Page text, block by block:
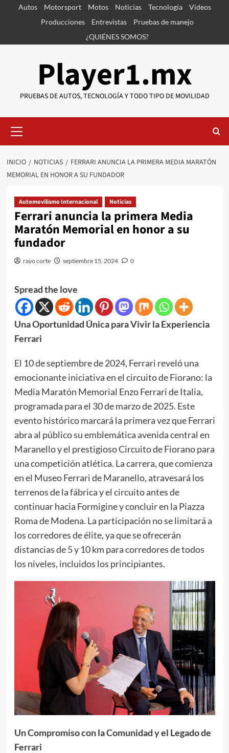
SaltarAutos Motorsport Motos Noticias Tecnología
Videos
Producciones
Entrevistas
Pruebas de manejo
¿QUIÉNES SOMOS?
Player1.mx
PRUEBAS DE AUTOS, TECNOLOGÍA Y TODO TIPO DE MOVILIDAD
primario
INICIO NOTICIAS
FERRARI ANUNCIA LA PRIMERA MEDIA MARATÓN
MEMORIAL EN HONOR A SU FUNDADOR
Automovilismo Internacional Noticias
Ferrari anuncia la primera Media
Maratón Memorial en honor a su
fundador
rayo corte septiembre 15, 2024 0
Spread the love
Una Oportunidad Única para Vivir la Experiencia
Ferrari
El 10 de septiembre de 2024, Ferrari reveló una
emocionante iniciativa en el circuito de Fiorano: la
Media Maratón Memorial Enzo Ferrari de Italia,
programada para el 30 de marzo de 2025. Este
evento histórico marcará la primera vez que Ferrari
abra al público su emblemática avenida central en
Maranello y el prestigioso Circuito de Fiorano para
una competición atlética. La carrera, que comienza
en el Museo Ferrari de Maranello, atravesará los
terrenos de la fábrica y el circuito antes de
continuar hacia Formigine y concluir en la Piazza
Roma de Modena. La participación no se limitará a
los corredores de élite, ya que se ofrecerán
distancias de 5 y 10 km para corredores de todos
los niveles, incluidos los principiantes.
Un Compromiso con la Comunidad y el Legado de
Ferrari